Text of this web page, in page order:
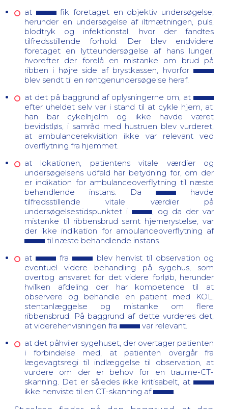
at
fikforetaget en objektiv undersøgelse
herunder en undersøgelse af iltmætningen, puls,
blodtryk og infektionstal, hvor der fandtes
tilfredsstillende forhold. Der blev endvidere
foretaget en lytteundersøgelse af hans lunger,
hvorefter der forelå en mistanke om brud på
ribben i højre side af brystkassen, hvorfor
blev sendt til en røntgenundersøgelse heraf.
at det på baggrund af oplysningerne om, at
efter uheldet selv var i stand til at cykle hjem, at
han bar cykelhjelm og ikke havde været
bevidstløs, i samråd med hustruen blev vurderet,
at ambulancerekvisition ikke var relevant ved
overflytning fra hjemmet.
at lokationen, patientens vitale værdier og
undersøgelsens udfald har betydning for, om der
er indikation for ambulanceoverflytning til næste
behandlende instans. Da
havde
tilfredsstillende vitale værdier på
undersøgelsestidspunktet i
, og da der var
mistanke til ribbensbrud samt hjernerystelse, var
der ikke indikation for ambulanceoverflytning af
til næste behandlende instans.
at
fra
blev henvist til observation og
eventuel videre behandling på sygehus, som
overtog ansvaret for det videre forløb, herunder
hvilken afdeling der har kompetence til at
observere og behandle en patient med KOL,
stentanlæggelse og mistanke om flere
ribbensbrud. På baggrund af dette vurderes det,
at viderehenvisningen fra
var relevant.
at det påhviler sygehuset, der overtager patienten
i forbindelse med, at patienten overgår fra
lægevagtsregi til indlæggelse til observation, at
vurdere om der er behov for en traume-CT-
skanning. Det er således ikke kritisabelt, at
ikke henviste til en CT-skanning af